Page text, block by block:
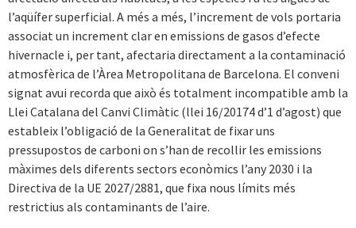
l’aqüífer superficial. A més a més, l’increment de vols portaria
associat un increment clar en emissions de gasos d’efecte
hivernacle i, per tant, afectaria directament a la contaminació
atmosfèrica de l’Àrea Metropolitana de Barcelona. El conveni
signat avui recorda que això és totalment incompatible amb la
Llei Catalana del Canvi Climàtic (llei 16/20174 d’1 d’agost) que
estableix l’obligació de la Generalitat de fixar uns
pressupostos de carboni on s’han de recollir les emissions
màximes dels diferents sectors econòmics l’any 2030 i la
Directiva de la UE 2027/2881, que fixa nous límits més
restrictius als contaminants de l’aire.